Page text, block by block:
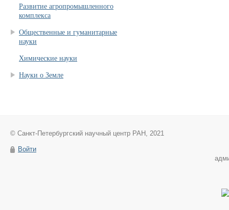
Развитие агропромышленного
комплекса
Общественные и гуманитарные
науки
Химические науки
Науки о Земле
© Санкт-Петербургский научный центр РАН, 2021
Войти